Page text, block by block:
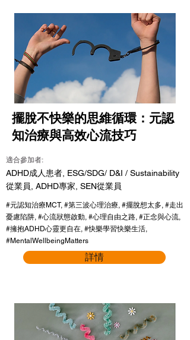
擺脫不快樂的思維循環：元認
知治療與高效心流技巧
適合參加者:
ADHD成人患者, ESG/SDG/ D&I / Sustainability
從業員, ADHD專家, SEN從業員
#元認知治療MCT, #第三波心理治療, #擺脫想太多, #走出
憂慮陷阱, #心流狀態啟動, #心理自由之路, #正念與心流,
#擁抱ADHD心靈更自在, #快樂學習快樂生活,
#MentalWellbeingMatters
詳情